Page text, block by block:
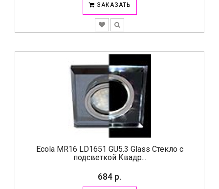
ЗАКАЗАТЬ
Ecola MR16 LD1651 GU5.3 Glass Стекло с
подсветкой Квадр...
684 р.